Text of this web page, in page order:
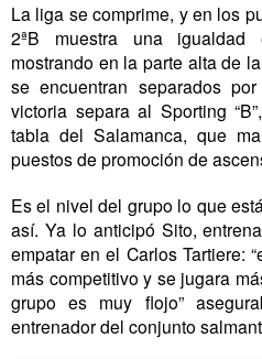
La liga se comprime, y en los
2ªB muestra una
mostrando en la parte alta de
se encuentran separados
victoria separa al Sporting
tabla del Salamanca, que
puestos de promoción de
Es el nivel del grupo lo que
así. Ya lo anticipó Sito,
empatar en el Carlos Tartiere:
más competitivo y se jugara
grupo es muy flojo”
entrenador del conjunto